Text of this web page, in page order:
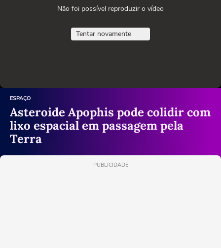
Não foi possível reproduzir o vídeo
Tentar novamente
ESPAÇO
Asteroide Apophis pode colidir com
lixo espacial em passagem pela
Terra
PUBLICIDADE